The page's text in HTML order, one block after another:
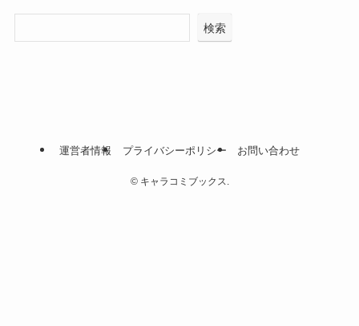
検索
運営者情報 プライバシーポリシー お問い合わせ
©キャラコミブックス.